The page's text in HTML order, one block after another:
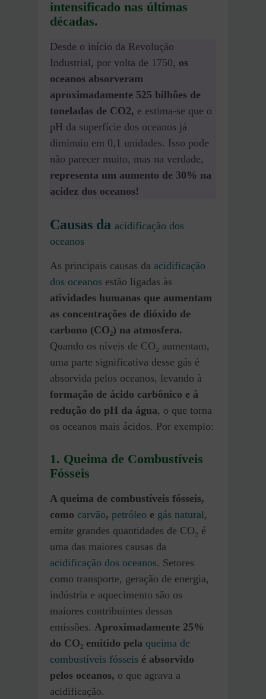
intensificado nas últimas
décadas.
Desde o início da Revolução
Industrial, por volta de 1750, os
oceanos absorveram
aproximadamente 525 bilhões de
toneladas de CO2, e estima-se que o
pH da superfície dos oceanos já
diminuiu em 0,1 unidades. Isso pode
não parecer muito, mas na verdade,
representa um aumento de 30% na
acidez dos oceanos!
Causas da acidificação dos
oceanos
As principais causas da acidificação
dos oceanos estão ligadas às
atividades humanas que aumentam
as concentrações de dióxido de
carbono (CO₂) na atmosfera.
Quando os níveis de CO₂ aumentam,
uma parte significativa desse gás é
absorvida pelos oceanos, levando à
formação de ácido carbônico e à
redução do pH da água, o que torna
os oceanos mais ácidos. Por exemplo:
1. Queima de Combustíveis
Fósseis
A queima de combustíveis fósseis,
como carvão, petróleo e gás natural,
emite grandes quantidades de CO₂ é
uma das maiores causas da
acidificação dos oceanos. Setores
como transporte, geração de energia,
indústria e aquecimento são os
maiores contribuintes dessas
emissões. Aproximadamente 25%
do CO₂ emitido pela queima de
combustíveis fósseis é absorvido
pelos oceanos, o que agrava a
acidificação.